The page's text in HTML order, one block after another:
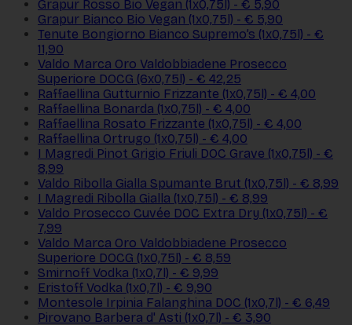
Grapur Rosso Bio Vegan (1x0,75l) - € 5,90
Grapur Bianco Bio Vegan (1x0,75l) - € 5,90
Tenute Bongiorno Bianco Supremo’s (1x0,75l) - €
11,90
Valdo Marca Oro Valdobbiadene Prosecco
Superiore DOCG (6x0,75l) - € 42,25
Raffaellina Gutturnio Frizzante (1x0,75l) - € 4,00
Raffaellina Bonarda (1x0,75l) - € 4,00
Raffaellina Rosato Frizzante (1x0,75l) - € 4,00
Raffaellina Ortrugo (1x0,75l) - € 4,00
I Magredi Pinot Grigio Friuli DOC Grave (1x0,75l) - €
8,99
Valdo Ribolla Gialla Spumante Brut (1x0,75l) - € 8,99
I Magredi Ribolla Gialla (1x0,75l) - € 8,99
Valdo Prosecco Cuvée DOC Extra Dry (1x0,75l) - €
7,99
Valdo Marca Oro Valdobbiadene Prosecco
Superiore DOCG (1x0,75l) - € 8,59
Smirnoff Vodka (1x0,7l) - € 9,99
Eristoff Vodka (1x0,7l) - € 9,90
Montesole Irpinia Falanghina DOC (1x0,7l) - € 6,49
Pirovano Barbera d' Asti (1x0,7l) - € 3,90